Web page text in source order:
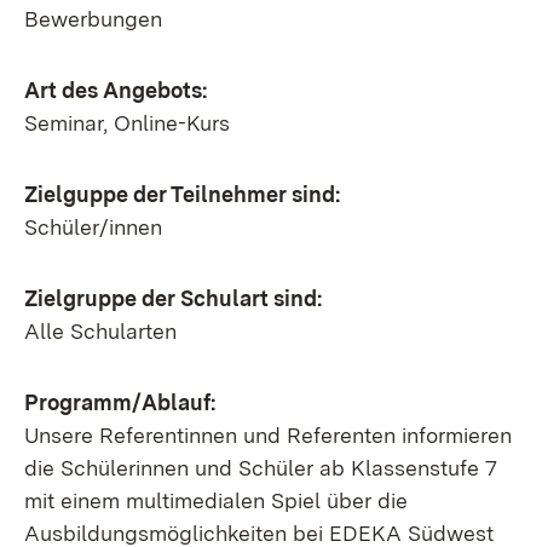
Bewerbungen
Art des Angebots:
Seminar, Online-Kurs
Zielguppe der Teilnehmer sind:
Schüler/innen
Zielgruppe der Schulart sind:
Alle Schularten
Programm/Ablauf:
Unsere Referentinnen und Referenten informieren
die Schülerinnen und Schüler ab Klassenstufe 7
mit einem multimedialen Spiel über die
Ausbildungsmöglichkeiten bei EDEKA Südwest